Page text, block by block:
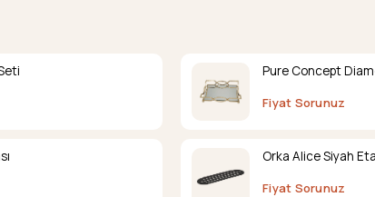
Pure Concept
Fiyat Sorunuz
Orka Alice Siyah
Fiyat Sorunuz